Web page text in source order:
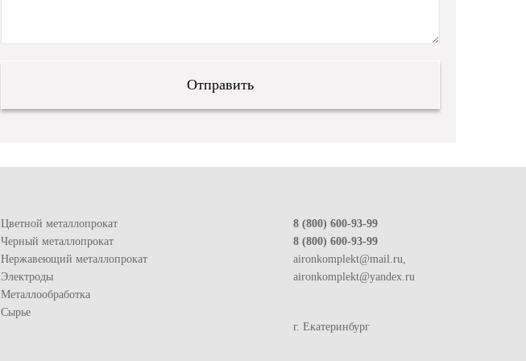
Цветной металлопрокат
Черный металлопрокат
Нержавеющий металлопрокат
Электроды
Металлообработка
Сырье
8 (800) 600-93-99
8 (800) 600-93-99
aironkomplekt@mail.ru,
aironkomplekt@yandex.ru
г. Екатеринбург